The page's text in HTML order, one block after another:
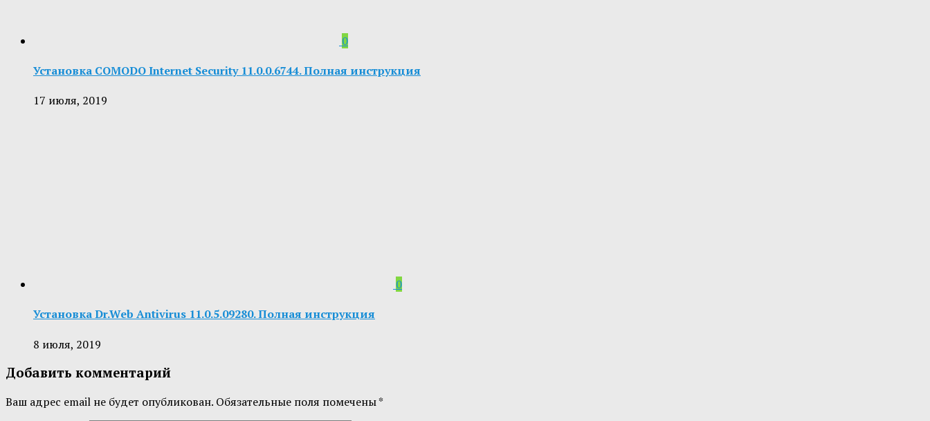
0
Установка COMODO Internet Security 11.0.0.6744. Полная инструкция
17 июля, 2019
0
Установка Dr.Web Antivirus 11.0.5.09280. Полная инструкция
8 июля, 2019
Добавить комментарий
Ваш адрес email не будет опубликован. Обязательные поля помечены*